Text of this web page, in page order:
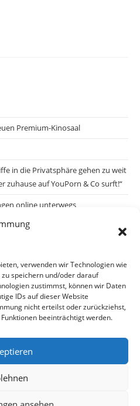
verwenden wir Technologien wie
speichern und/oder darauf
zustimmst, können wir Daten
IDs auf dieser Website
nicht erteilst oder zurückziehst,
beeinträchtigt werden.
Premium-Kinosaal
in die Privatsphäre gehen zu weit
zuhause auf YouPorn & Co surft!“
online unterwegs
„Erst nach einem Anschlag wäre